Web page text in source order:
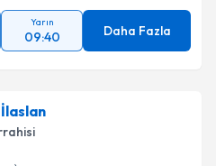
Gönder
Yarın
09:40 Daha Fazla